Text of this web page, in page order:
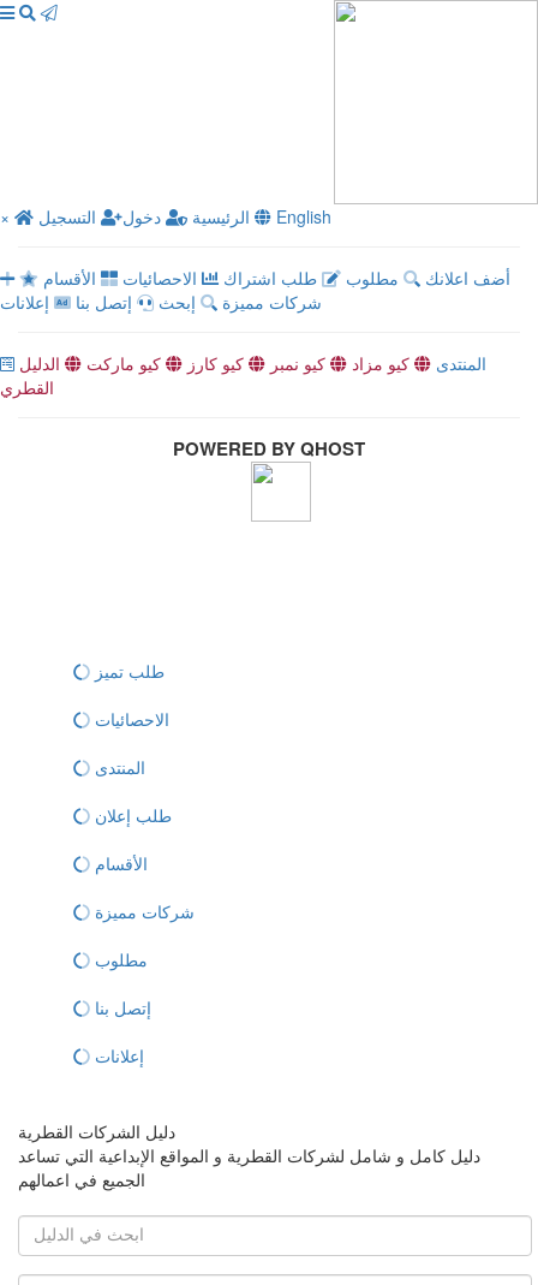
× الرئيسية دخول التسجيل English
أضف اعلانك مطلوب طلب اشتراك الاحصائيات
الأقسام
شركات مميزة
إبحث إتصل بنا إعلانات
المنتدى كيو مزاد كيو نمبر كيو كارز كيو ماركت
الدليل
القطري
POWERED BY QHOST
طلب تميز
الاحصائيات
المنتدى
طلب إعلان
الأقسام
شركات مميزة
مطلوب
إتصل بنا
إعلانات
دليل الشركات القطرية
دليل كامل و شامل لشركات القطرية و المواقع الإبداعية التي تساعد
الجميع في اعمالهم